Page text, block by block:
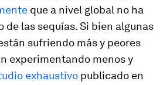
que a nivel global no ha
de las sequías. Si bien algunas
sufriendo más y peores
experimentando menos y
exhaustivo publicado en